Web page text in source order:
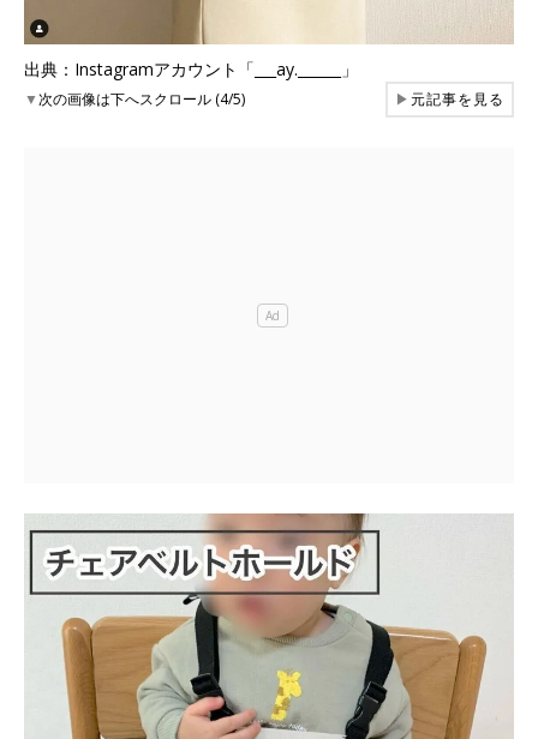
出典：Instagramアカウント「___ay.______」
▼次の画像は下へスクロール (4/5) ▶元記事を見る